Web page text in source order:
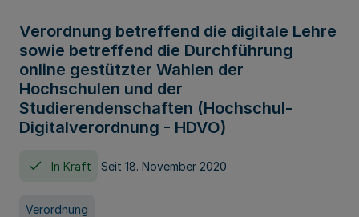
Verordnung betreffend die digitale Lehre
sowie betreffend die Durchführung
online gestützter Wahlen der
Hochschulen und der
Studierendenschaften (Hochschul-
Digitalverordnung - HDVO)
In Kraft Seit 18. November 2020
Verordnung